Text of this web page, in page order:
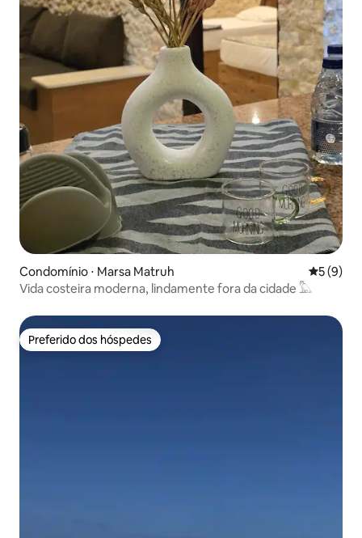
Condomínio ⋅ Marsa Matruh 5 de
5 (9)
Vida costeira moderna, lindamente fora da cidade ​𓅓
Preferido dos hóspedes
Preferido dos hóspedes